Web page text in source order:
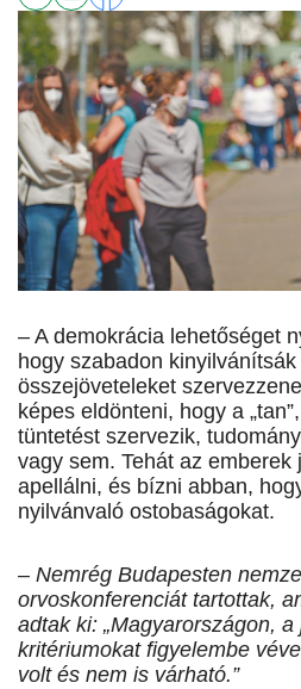
– A demokrácia lehetőséget
hogy szabadon
összejöveteleket
képes eldönteni, hogy a
tüntetést szervezik,
vagy sem. Tehát az emberek
apellálni, és bízni abban,
nyilvánvaló ostobaságokat.
– Nemrég Budapesten
orvoskonferenciát tartottak,
adtak ki: „Magyarországon,
kritériumokat figyelembe
volt és nem is várható.”